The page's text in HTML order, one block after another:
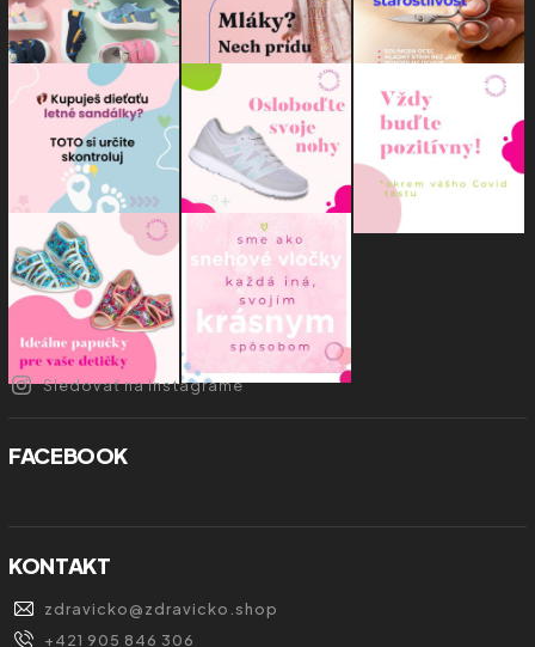
Sledovať na Instagrame
FACEBOOK
KONTAKT
zdravicko@zdravicko.shop
+421 905 846 306